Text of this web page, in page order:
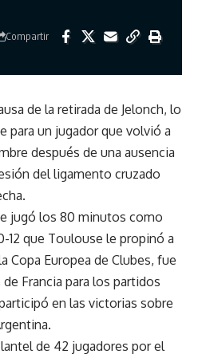
Compartir
de la retirada de Jelonch, lo
para un jugador que volvió a
después de una ausencia
del ligamento cruzado
jugó los 80 minutos como
12 que Toulouse le propinó a
Copa Europea de Clubes, fue
Francia para los partidos
en las victorias sobre
de 42 jugadores por el